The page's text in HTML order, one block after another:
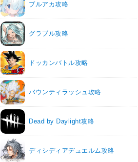
ブルアカ攻略
グラブル攻略
ドッカンバトル攻略
バウンティラッシュ攻略
Dead by Daylight攻略
ディシディアデュエルム攻略